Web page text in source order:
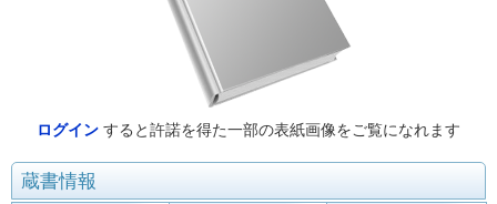
ログイン すると許諾を得た一部の表紙画像をご覧になれます
蔵書情報